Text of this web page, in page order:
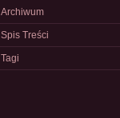
Archiwum
Spis Treści
Tagi